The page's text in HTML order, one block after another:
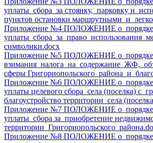
уплаты сбора за стоянку, парковку и
пунктов остановки маршрутными и
Приложение №4 ПОЛОЖЕНИЕ о порядке
уплаты сбора за право использования
символики.docx
Приложение №5 ПОЛОЖЕНИЕ о порядке
взимания налога на содержание ЖФ,
сферы Григориопольского района и
Приложение №6 ПОЛОЖЕНИЕ о порядке
уплаты целевого сбора села (поселка) с
благоустройство территории села
Приложение №7 ПОЛОЖЕНИЕ о порядке
уплаты сбора за приобретение
территории Григориопольского
Приложение №8 ПОЛОЖЕНИЕ о порядке